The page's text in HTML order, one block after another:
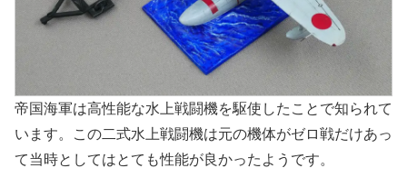
帝国海軍は高性能な水上戦闘機を駆使したことで知られて
います。この二式水上戦闘機は元の機体がゼロ戦だけあっ
て当時としてはとても性能が良かったようです。